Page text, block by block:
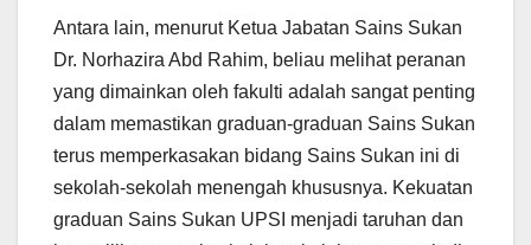
Antara lain, menurut Ketua Jabatan Sains Sukan
Dr. Norhazira Abd Rahim, beliau melihat peranan
yang dimainkan oleh fakulti adalah sangat penting
dalam memastikan graduan-graduan Sains Sukan
terus memperkasakan bidang Sains Sukan ini di
sekolah-sekolah menengah khususnya. Kekuatan
graduan Sains Sukan UPSI menjadi taruhan dan